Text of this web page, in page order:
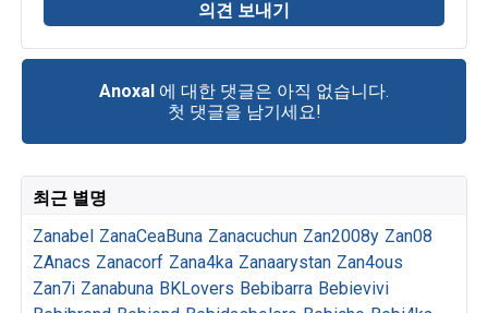
Anoxal 에 대한 댓글은 아직 없습니다.
첫 댓글을 남기세요!
최근 별명
Zanabel ZanaCeaBuna Zanacuchun Zan2008y Zan08
ZAnacs Zanacorf Zana4ka Zanaarystan Zan4ous
Zan7i Zanabuna BKLovers Bebibarra Bebievivi